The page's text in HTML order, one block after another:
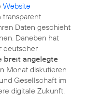
Website
transparent
Daten geschieht
Daneben hat
deutscher
breit angelegte
Monat diskutieren
Gesellschaft im
digitale Zukunft.